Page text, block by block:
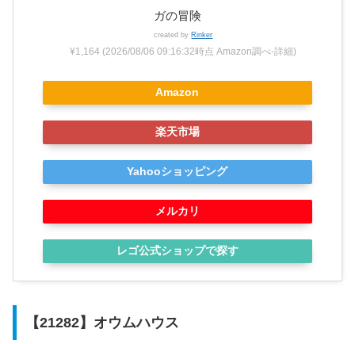
ガの冒険
created by Rinker
¥1,164 (2026/08/06 09:16:32時点 Amazon調べ-詳細)
Amazon
楽天市場
Yahooショッピング
メルカリ
レゴ公式ショップで探す
【21282】オウムハウス